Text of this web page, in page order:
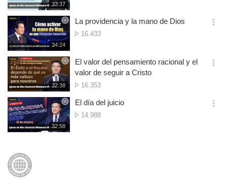
재
생
간
33:37
기
재
생
시
간
34:24
La providencia y la mano de Dios
Reproducciones
16.433
옵
기
재
생
시
간
32:38
El valor del pensamiento racional y el
valor de seguir a Cristo
Reproducciones
16.353
옵
기
재
생
32:58
El día del juicio
Reproducciones
14.988
옵